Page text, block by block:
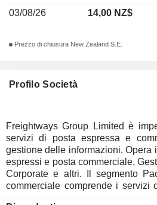
Profilo Società
Freightways Group Limited è
servizi di posta espressa e
gestione delle informazioni. Opera
espressi e posta commerciale,
Corporate e altri. Il segmento
commerciale comprende i servizi
03/08/26
14,00 NZ$
Prezzo di chiusura New Zealand S.E.